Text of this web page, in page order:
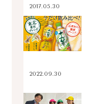
2017.05.30
2022.09.30